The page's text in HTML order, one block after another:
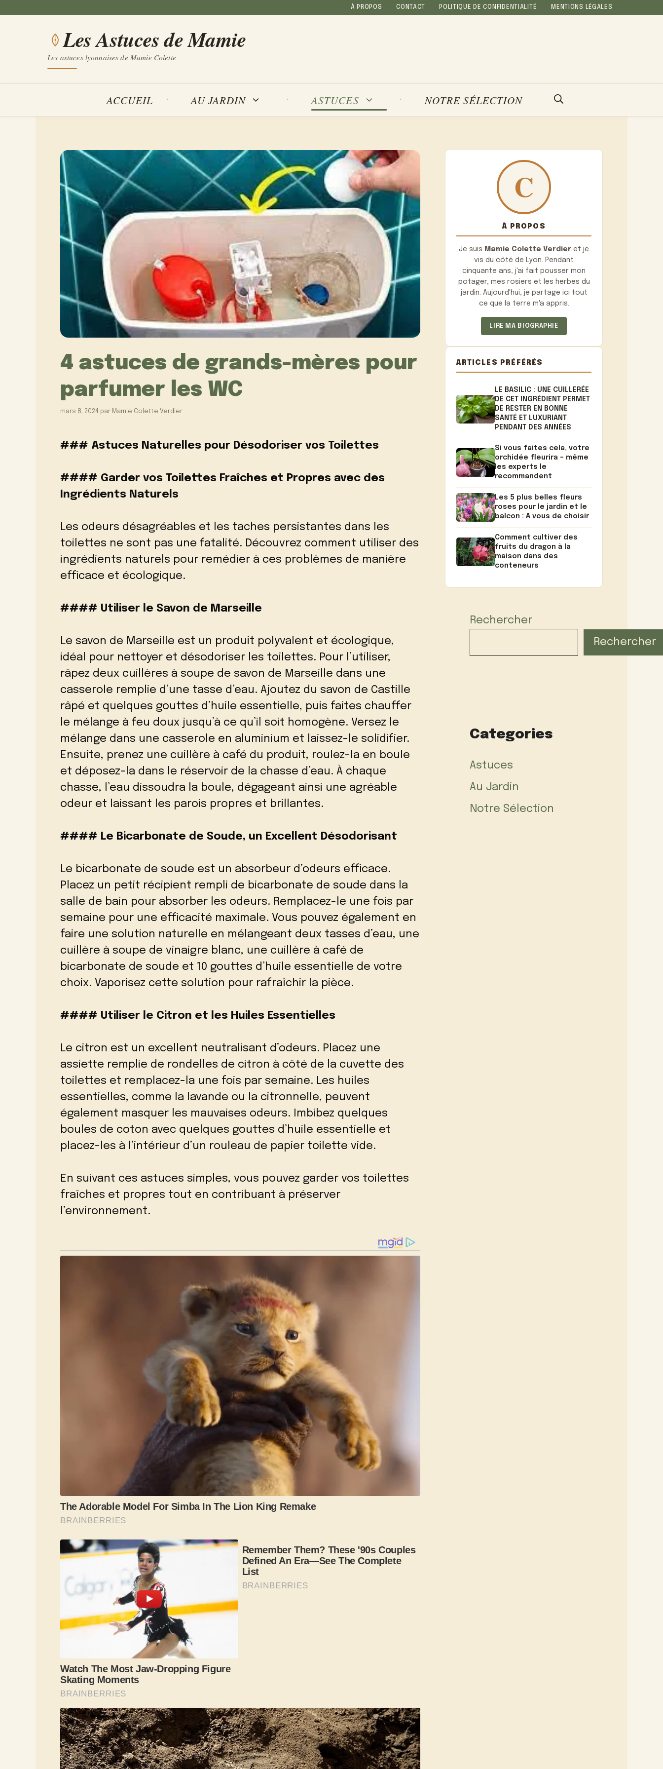
À PROPOS CONTACT POLITIQUE DE CONFIDENTIALITÉ MENTIONS LÉGALES
Les Astuces de Mamie
Les astuces lyonnaises de Mamie Colette
ACCUEIL AU JARDIN ASTUCES NOTRE SÉLECTION
4 astuces de grands-mères pour
parfumer les WC
mars 8, 2024 par Mamie Colette Verdier
### Astuces Naturelles pour Désodoriser vos Toilettes
#### Garder vos Toilettes Fraîches et Propres avec des
Ingrédients Naturels
Les odeurs désagréables et les taches persistantes dans les
toilettes ne sont pas une fatalité. Découvrez comment utiliser des
ingrédients naturels pour remédier à ces problèmes de manière
efficace et écologique.
#### Utiliser le Savon de Marseille
Le savon de Marseille est un produit polyvalent et écologique,
idéal pour nettoyer et désodoriser les toilettes. Pour l’utiliser,
râpez deux cuillères à soupe de savon de Marseille dans une
casserole remplie d’une tasse d’eau. Ajoutez du savon de Castille
râpé et quelques gouttes d’huile essentielle, puis faites chauffer
le mélange à feu doux jusqu’à ce qu’il soit homogène. Versez le
mélange dans une casserole en aluminium et laissez-le solidifier.
Ensuite, prenez une cuillère à café du produit, roulez-la en boule
et déposez-la dans le réservoir de la chasse d’eau. À chaque
chasse, l’eau dissoudra la boule, dégageant ainsi une agréable
odeur et laissant les parois propres et brillantes.
#### Le Bicarbonate de Soude, un Excellent Désodorisant
Le bicarbonate de soude est un absorbeur d’odeurs efficace.
Placez un petit récipient rempli de bicarbonate de soude dans la
salle de bain pour absorber les odeurs. Remplacez-le une fois par
semaine pour une efficacité maximale. Vous pouvez également en
faire une solution naturelle en mélangeant deux tasses d’eau, une
cuillère à soupe de vinaigre blanc, une cuillère à café de
bicarbonate de soude et 10 gouttes d’huile essentielle de votre
choix. Vaporisez cette solution pour rafraîchir la pièce.
#### Utiliser le Citron et les Huiles Essentielles
Le citron est un excellent neutralisant d’odeurs. Placez une
assiette remplie de rondelles de citron à côté de la cuvette des
toilettes et remplacez-la une fois par semaine. Les huiles
essentielles, comme la lavande ou la citronnelle, peuvent
également masquer les mauvaises odeurs. Imbibez quelques
boules de coton avec quelques gouttes d’huile essentielle et
placez-les à l’intérieur d’un rouleau de papier toilette vide.
En suivant ces astuces simples, vous pouvez garder vos toilettes
fraîches et propres tout en contribuant à préserver
l’environnement.
À PROPOS
Je suis Mamie Colette Verdier et je
vis du côté de Lyon. Pendant
cinquante ans, j'ai fait pousser mon
potager, mes rosiers et les herbes du
jardin. Aujourd'hui, je partage ici tout
ce que la terre m'a appris.
LIRE MA BIOGRAPHIE
ARTICLES PRÉFÉRÉS
LE BASILIC : UNE CUILLERÉE
DE CET INGRÉDIENT PERMET
DE RESTER EN BONNE
SANTÉ ET LUXURIANT
PENDANT DES ANNÉES
Si vous faites cela, votre
orchidée fleurira – même
les experts le
recommandent
Les 5 plus belles fleurs
roses pour le jardin et le
balcon : A vous de choisir
Comment cultiver des
fruits du dragon à la
maison dans des
conteneurs
Rechercher
Rechercher
Categories
Astuces
Au Jardin
Notre Sélection